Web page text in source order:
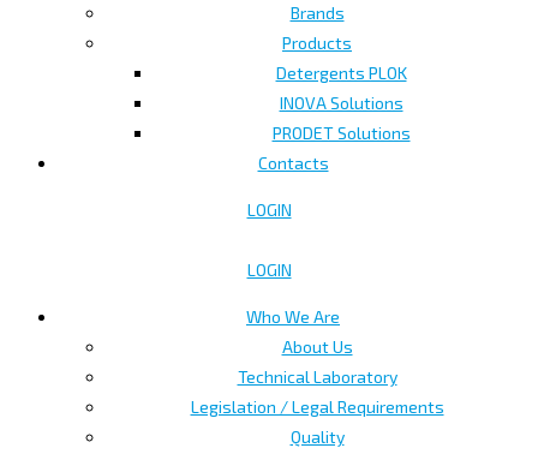
Brands
Products
Detergents PLOK
INOVA Solutions
PRODET Solutions
Contacts
LOGIN
LOGIN
Who We Are
About Us
Technical Laboratory
Legislation / Legal Requirements
Quality